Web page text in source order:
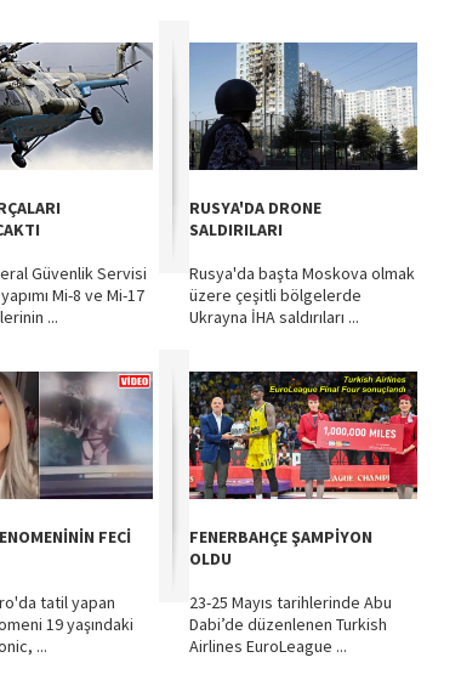
Güvenlik Servisi
Mi-8 ve Mi-17
...
RUSYA'DA DRONE
SALDIRILARI
Rusya'da başta Moskova olmak
üzere çeşitli bölgelerde
Ukrayna İHA saldırıları ...
FECİ
tatil yapan
19 yaşındaki
...
FENERBAHÇE ŞAMPİYON
OLDU
23-25 Mayıs tarihlerinde Abu
Dabi’de düzenlenen Turkish
Airlines EuroLeague ...